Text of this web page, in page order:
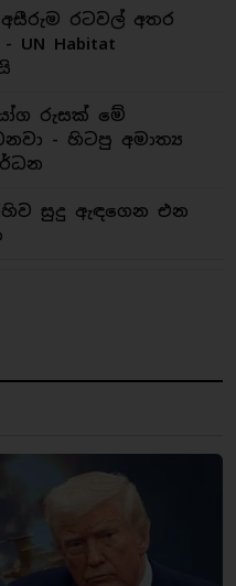
රටවල් අතර
UN Habitat
රුසක් මේ
- හිටපු අමාත්‍ය
සුදු ඇඳගෙන එන